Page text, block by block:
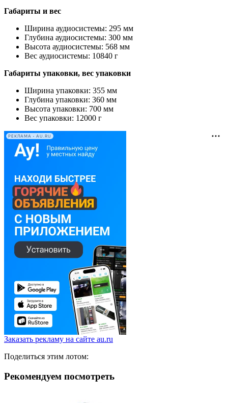
Габариты и вес
Ширина аудиосистемы: 295 мм
Глубина аудиосистемы: 300 мм
Высота аудиосистемы: 568 мм
Вес аудиосистемы: 10840 г
Габариты упаковки, вес упаковки
Ширина упаковки: 355 мм
Глубина упаковки: 360 мм
Высота упаковки: 700 мм
Вес упаковки: 12000 г
РЕКЛАМА • AU.RU
Заказать рекламу на сайте au.ru
Поделиться этим лотом:
Рекомендуем посмотреть